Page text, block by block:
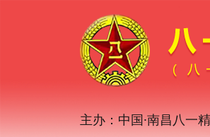
主办：中国·南昌八一